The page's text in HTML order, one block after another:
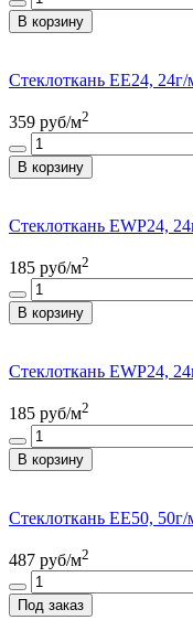
В корзину
Стеклоткань ЕЕ24,
359 руб/м2
В корзину
Стеклоткань ЕWP24,
185 руб/м2
В корзину
Стеклоткань ЕWP24,
185 руб/м2
В корзину
Стеклоткань ЕЕ50,
487 руб/м2
Под заказ